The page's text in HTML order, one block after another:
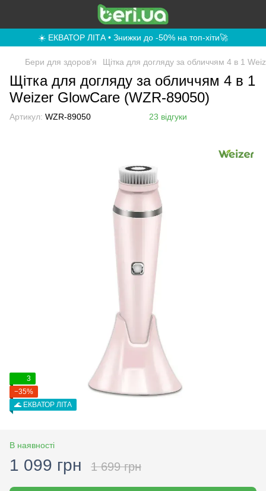
☀️ ЕКВАТОР ЛІТА • Знижки до -50% на топ-хіти🚀
Бери для здоров'я Щітка для догляду за обличчям 4 в 1
Щітка для догляду за обличчям 4 в 1
Weizer GlowCare (WZR-89050)
Артикул: WZR-89050 23 відгуки
3
−35%
🌊 ЕКВАТОР ЛІТА
В наявності
1 099 грн 1 699 грн